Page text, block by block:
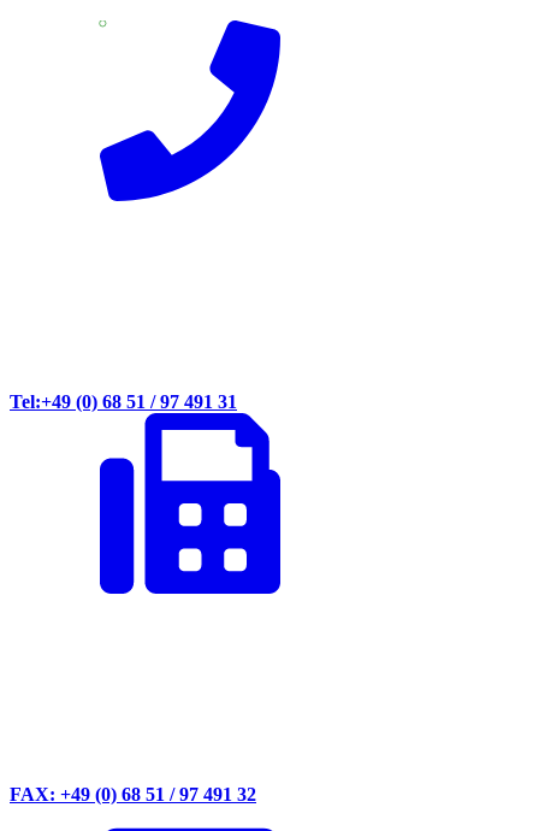
Tel:+49 (0) 68 51 / 97 491 31
FAX: +49 (0) 68 51 / 97 491 32